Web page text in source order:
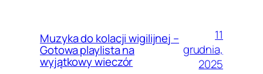
Muzyka do kolacji wigilijnej –
Gotowa playlista na
wyjątkowy wieczór
11
grudnia,
2025